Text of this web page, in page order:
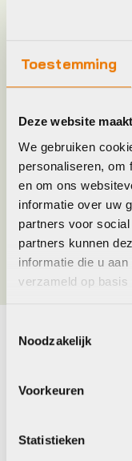
Toestemming
Deze website
We gebruiken
personaliseren, om
en om ons
informatie over uw
partners voor
partners kunnen
informatie die u
verzameld op
Noodzakelijk
Voorkeuren
Statistieken
Merk
Jaar
Kleur